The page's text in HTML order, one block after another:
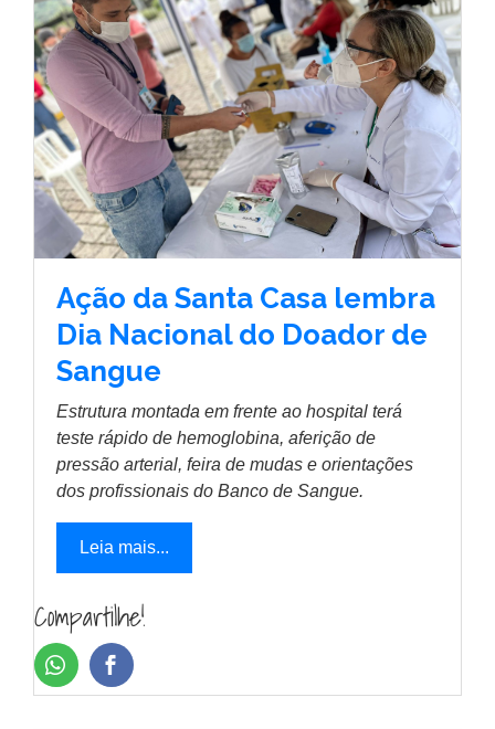
Ação da Santa Casa lembra
Dia Nacional do Doador de
Sangue
Estrutura montada em frente ao hospital terá
teste rápido de hemoglobina, aferição de
pressão arterial, feira de mudas e orientações
dos profissionais do Banco de Sangue.
Leia mais...
Compartilhe!